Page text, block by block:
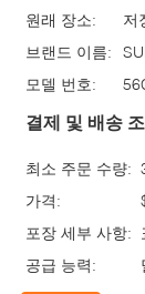
원래 장소:
저
브랜드 이름:
모델 번호:
결제 및 배송
최소 주문 수량:
가격:
포장 세부 사항:
공급 능력: